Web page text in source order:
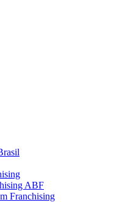
ABF
Franchising